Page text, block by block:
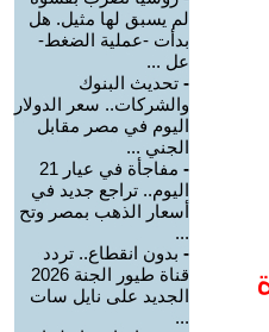
لم يسبق لها مثيل. هل
بدأت -عملية الضغط-
عل ...
- تحديث البنوك
والشركات.. سعر الدولار
اليوم في مصر مقابل
الجني ...
-
مفاجأة في عيار 21
اليوم.. تراجع جديد في
أسعار الذهب بمصر وتح
...
- بدون انقطاع.. تردد
قناة طيور الجنة 2026
الجديد على نايل سات
...